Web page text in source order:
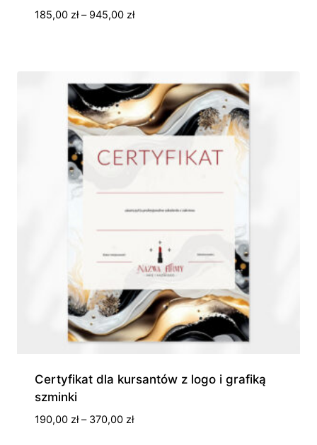
185,00 zł – 945,00 złZakres
945,00 zł
Certyfikat dla kursantów z logo i grafiką
szminki
190,00 zł – 370,00 złZakres